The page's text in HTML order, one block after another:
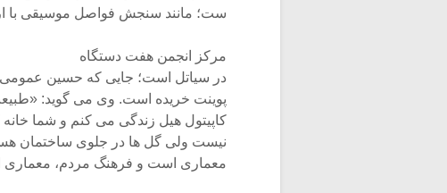
ست؛ مانند سنجش فواصل موسیقی با
مرکز انجمن هفت دستگاه
در سیاتل است؛ جایی که حسین عمومی
پوینت خریده است. وی می گوید:
کاپیتول هیل زندگی می کنم و شما
نیست ولی گل ها در جلوی ساختمان
معماری است و فرهنگ مردم، معماری